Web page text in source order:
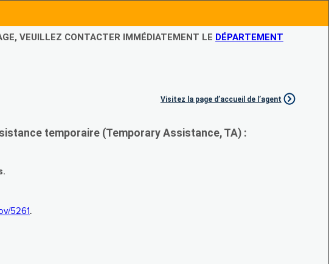
VEUILLEZ CONTACTER IMMÉDIATEMENT LE DÉPARTEMENT
Visitez la page d’accueil de l’agent
temporaire (Temporary Assistance, TA) :
5261.